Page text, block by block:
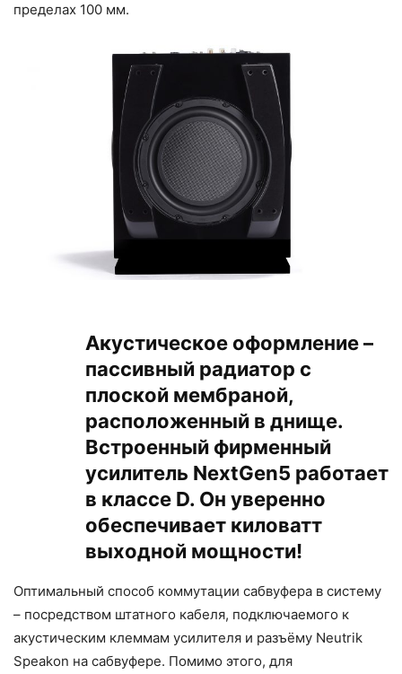
пределах 100 мм.
Акустическое оформление –
пассивный радиатор с
плоской мембраной,
расположенный в днище.
Встроенный фирменный
усилитель NextGen5 работает
в классе D. Он уверенно
обеспечивает киловатт
выходной мощности!
Оптимальный способ коммутации сабвуфера в систему
– посредством штатного кабеля, подключаемого к
акустическим клеммам усилителя и разъёму Neutrik
Speakon на сабвуфере. Помимо этого, для